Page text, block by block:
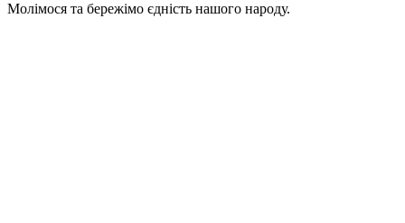
Молімося та бережімо єдність нашого народу.